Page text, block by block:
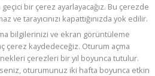
bir çerez ayarlayacağız. Bu çerezde
tarayıcınızı kapattığınızda yok edilir.
bilgilerinizi ve ekran görüntüleme
çerez kaydedeceğiz. Oturum açma
çerezleri bir yıl boyunca tutulur.
oturumunuz iki hafta boyunca etkin